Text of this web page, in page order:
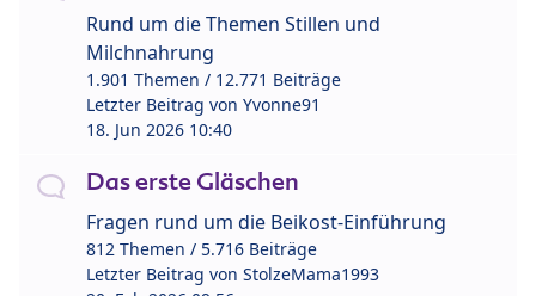
Rund um die Themen Stillen und
Milchnahrung
1.901 Themen / 12.771 Beiträge
Letzter Beitrag von Yvonne91
18. Jun 2026 10:40
Das erste Gläschen
Fragen rund um die Beikost-Einführung
812 Themen / 5.716 Beiträge
Letzter Beitrag von StolzeMama1993